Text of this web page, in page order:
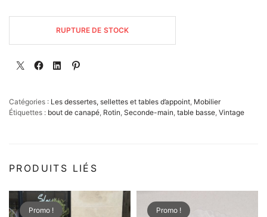
RUPTURE DE STOCK
Catégories : Les dessertes, sellettes et tables d’appoint Mobilier
Étiquettes : bout de canapé Rotin Seconde-main table basse Vintage
PRODUITS LIÉS
Promo ! Promo !